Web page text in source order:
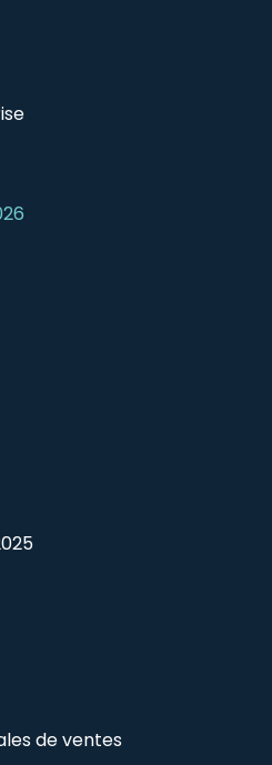
de ventes